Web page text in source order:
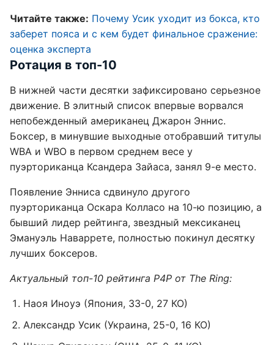
Читайте также: Почему Усик уходит из бокса, кто
заберет пояса и с кем будет финальное сражение:
оценка эксперта
Ротация в топ-10
В нижней части десятки зафиксировано серьезное
движение. В элитный список впервые ворвался
непобежденный американец Джарон Эннис.
Боксер, в минувшие выходные отобравший титулы
WBA и WBO в первом среднем весе у
пуэрториканца Ксандера Зайаса, занял 9-е место.
Появление Энниса сдвинуло другого
пуэрториканца Оскара Колласо на 10-ю позицию, а
бывший лидер рейтинга, звездный мексиканец
Эмануэль Наваррете, полностью покинул десятку
лучших боксеров.
Актуальный топ-10 рейтинга P4P от The Ring:
Наоя Иноуэ (Япония, 33-0, 27 КО)
Александр Усик (Украина, 25-0, 16 КО)